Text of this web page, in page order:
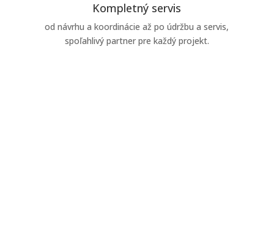
Kompletný servis
od návrhu a koordinácie až po údržbu a servis,
spoľahlivý partner pre každý projekt.